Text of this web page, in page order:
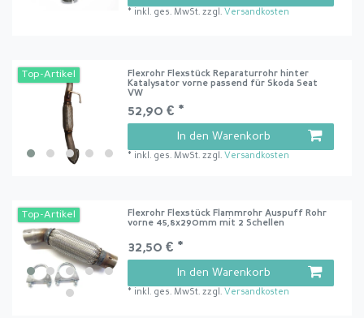
* inkl. ges. MwSt. zzgl. Versandkosten
Top-Artikel
Flexrohr Flexstück Reparaturrohr hinter
Katalysator vorne passend für Skoda Seat
VW
52,90 € *
In den Warenkorb
* inkl. ges. MwSt. zzgl. Versandkosten
Top-Artikel
Flexrohr Flexstück Flammrohr Auspuff Rohr
vorne 45,8x290mm mit 2 Schellen
32,50 € *
In den Warenkorb
* inkl. ges. MwSt. zzgl. Versandkosten